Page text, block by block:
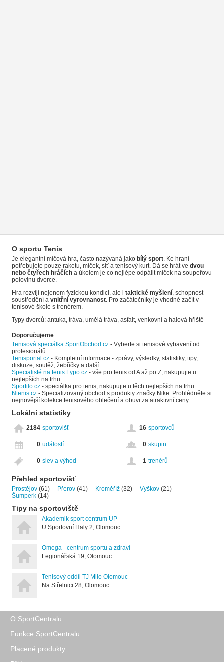
O sportu Tenis
Je elegantní míčová hra, často nazývaná jako bílý sport . Ke hraní
potřebujete pouze raketu, míček, síť a tenisový kurt. Dá se hrát ve dvou
nebo čtyřech hráčích a úkolem je co nejlépe odpálit míček na soupeřovu
polovinu dvorce.
Hra rozvíjí nejenom fyzickou kondici, ale i taktické myšlení , schopnost
soustředění a vnitřní vyrovnanost . Pro začátečníky je vhodné začít v
tenisové škole s trenérem.
Typy dvorců: antuka, tráva, umělá tráva, asfalt, venkovní a halová hřiště
Doporučujeme
Tenisová speciálka SportObchod.cz - Vyberte si tenisové vybavení od
profesionálů.
Tenisportal.cz - Kompletní informace - zprávy, výsledky, statistiky, tipy,
diskuze, soutěž, žebříčky a další.
Specialisté na tenis Lypo.cz - vše pro tenis od A až po Z, nakupujte u
nejlepších na trhu
Sportilo.cz - speciálka pro tenis, nakupujte u těch nejlepších na trhu
Ntenis.cz - Specializovaný obchod s produkty značky Nike. Prohlédněte si
nejnovější kolekce tenisového oblečení a obuvi za atraktivní ceny.
Lokální statistiky
2184 sportovišť 16 sportovců
0 událostí 0 skupin
0 slev a výhod 1 trenérů
Přehled sportovišť
Prostějov (61) Přerov (41) Kroměříž (32) Vyškov (21)
Šumperk (14)
Tipy na sportoviště
Akademik sport centrum UP
U Sportovní Haly 2, Olomouc
Omega - centrum sportu a zdraví
Legionářská 19, Olomouc
Tenisový oddíl TJ Milo Olomouc
Na Střelnici 28, Olomouc
O SportCentralu
Funkce SportCentralu
Placené produkty